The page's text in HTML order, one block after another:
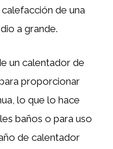
de una
a grande.
un calentador de
proporcionar
lo que lo hace
baños o para uso
de calentador